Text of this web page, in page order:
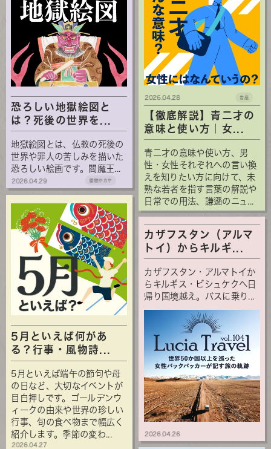
恐ろしい地獄絵図と
は？死後の世界を...
地獄絵図とは、仏教の死後の
世界や罪人の苦しみを描いた
恐ろしい絵画です。閻魔王...
2026.04.29 倭物やカヤ
【徹底解説】青二才の
意味と使い方｜女...
青二才の意味や使い方、男
性・女性それぞれへの言い換
えを知りたい方に向けて、未
熟な若者を指す言葉の解説や
日常での用法、謙遜のニュ...
2026.04.28 岩座
5月といえば何があ
る？行事・風物詩...
5月といえば端午の節句や母
の日など、大切なイベントが
目白押しです。ゴールデンウ
ィークの由来や世界の珍しい
行事、旬の食べ物まで幅広く
紹介します。季節の変わ...
2026.04.27
カザフスタン（アルマ
トイ）からキルギ...
カザフスタン・アルマトイか
らキルギス・ビシュケクへ日
帰り国境越え。バスに乗り...
2026.04.26